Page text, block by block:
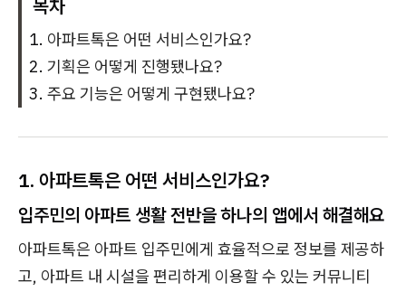
목차
아파트톡은 어떤 서비스인가요?
기획은 어떻게 진행됐나요?
주요 기능은 어떻게 구현됐나요?
1. 아파트톡은 어떤 서비스인가요?
입주민의 아파트 생활 전반을 하나의 앱에서 해결해요
아파트톡은 아파트 입주민에게 효율적으로 정보를 제공하
고, 아파트 내 시설을 편리하게 이용할 수 있는 커뮤니티